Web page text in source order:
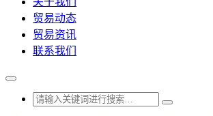
贸易动态
贸易资讯
联系我们